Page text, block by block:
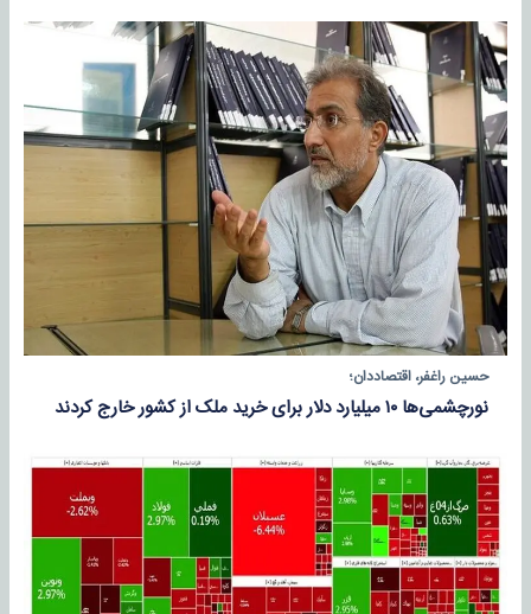
حسین راغفر، اقتصاددان؛
نورچشمی‌ها ۱۰ میلیارد دلار برای خرید ملک از کشور خارج کردند